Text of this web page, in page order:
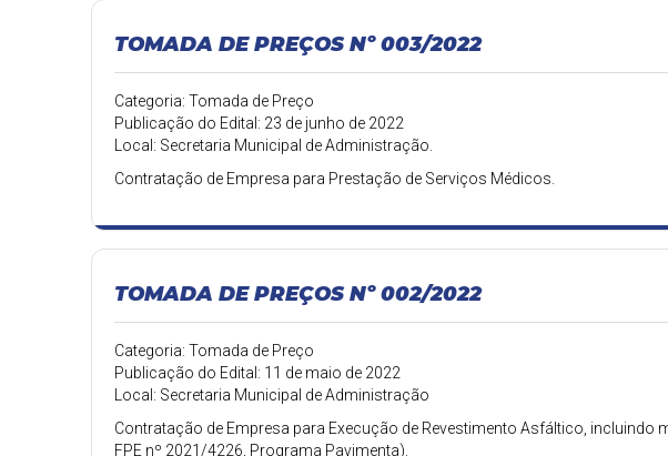
TOMADA DE PREÇOS Nº 003/2022
Categoria: Tomada de Preço
Publicação do Edital: 23 de junho de 2022
Local: Secretaria Municipal de Administração.
Contratação de Empresa para Prestação de Serviços Médicos.
TOMADA DE PREÇOS Nº 002/2022
Categoria: Tomada de Preço
Publicação do Edital: 11 de maio de 2022
Local: Secretaria Municipal de Administração
Contratação de Empresa para Execução de Revestimento Asfáltico, incluindo
FPE nº 2021/4226, Programa Pavimenta).